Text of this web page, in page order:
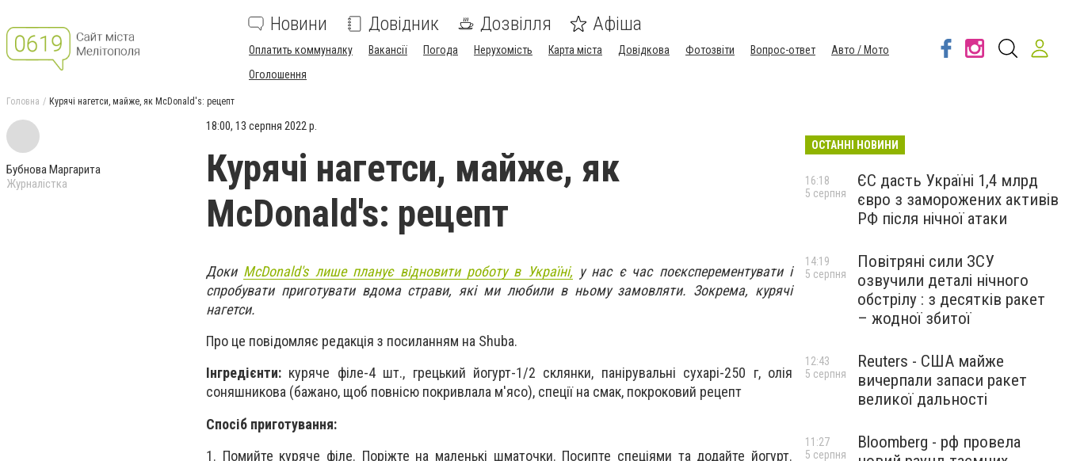
Новини Довідник Дозвілля Афіша
Оплатить коммуналку Вакансії Погода Нерухомість Карта міста Довідкова Фотозвіти Вопрос-ответ
Авто / Мото
Оголошення
Головна Курячі нагетси, майже, як McDonald's: рецепт
Бубнова Маргарита
Журналістка
18:00, 13 серпня 2022 р.
Курячі нагетси, майже, як
McDonald's: рецепт
Доки McDonald's лише планує відновити роботу в Україні, у нас є час поєксперементувати і
спробувати приготувати вдома страви, які ми любили в ньому замовляти. Зокрема, курячі
нагетси.
Про це повідомляє редакція з посиланням на Shuba.
Інгредієнти: куряче філе-4 шт., грецький йогурт-1/2 склянки, панірувальні сухарі-250 г, олія
соняшникова (бажано, щоб повнісю покривлала м'ясо), спеції на смак, покроковий рецепт
Спосіб приготування:
1. Помийте куряче філе. Поріжте на маленькі шматочки. Посипте спеціями та додайте йогурт.
ОСТАННІ НОВИНИ
ЄС дасть Україні 1,4 млрд
євро з заморожених активів
РФ після нічної атаки
16:18
5 серпня
Повітряні сили ЗСУ
озвучили деталі нічного
обстрілу : з десятків ракет
– жодної збитої
14:19
5 серпня
Reuters - США майже
вичерпали запаси ракет
великої дальності
12:43
5 серпня
Bloomberg - рф провела
11:27
5 серпня